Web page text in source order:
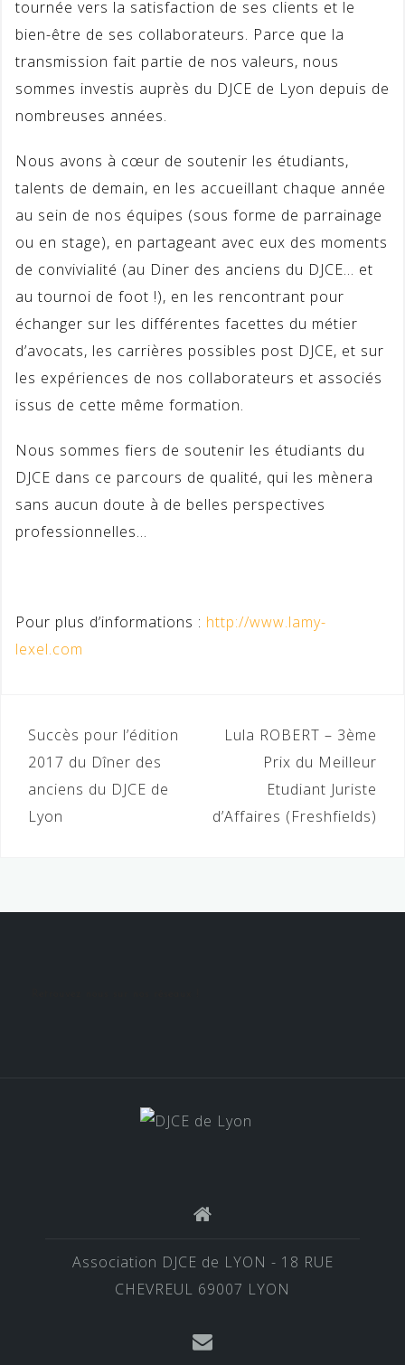
tournée vers la satisfaction de ses clients et le
bien-être de ses collaborateurs. Parce que la
transmission fait partie de nos valeurs, nous
sommes investis auprès du DJCE de Lyon depuis de
nombreuses années.
Nous avons à cœur de soutenir les étudiants,
talents de demain, en les accueillant chaque année
au sein de nos équipes (sous forme de parrainage
ou en stage), en partageant avec eux des moments
de convivialité (au Diner des anciens du DJCE… et
au tournoi de foot !), en les rencontrant pour
échanger sur les différentes facettes du métier
d’avocats, les carrières possibles post DJCE, et sur
les expériences de nos collaborateurs et associés
issus de cette même formation.
Nous sommes fiers de soutenir les étudiants du
DJCE dans ce parcours de qualité, qui les mènera
sans aucun doute à de belles perspectives
professionnelles…
Pour plus d’informations : http://www.lamy-
lexel.com
Navigation
de
l’article
Succès pour l’édition
2017 du Dîner des
anciens du DJCE de
Lyon
Lula ROBERT – 3ème
Prix du Meilleur
Etudiant Juriste
d’Affaires (Freshfields)
Association DJCE de LYON - 18 RUE
CHEVREUL 69007 LYON